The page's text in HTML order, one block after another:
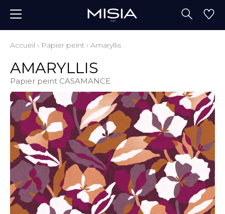
Accueil › Papier peint › Amaryllis
AMARYLLIS
Papier peint CASAMANCE